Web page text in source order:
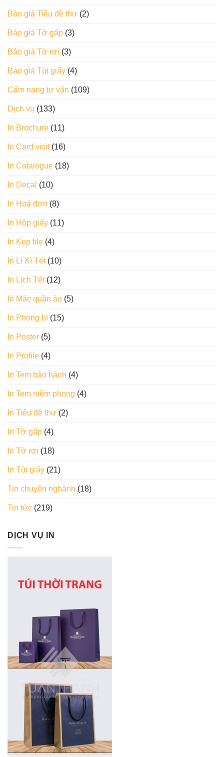
Báo giá Tiêu đề thư (2)
Báo giá Tờ gấp (3)
Báo giá Tờ rơi (3)
Báo giá Túi giấy (4)
Cẩm nang tư vấn (109)
Dịch vụ (133)
In Brochure (11)
In Card visit(16)
In Catalogue (18)
In Decal (10)
In Hoá đơn (8)
In Hộp giấy (11)
In Kẹp file (4)
In Lì Xì Tết(10)
In Lịch Tết(12)
In Mác quần áo (5)
In Phong bì (15)
In Poster (5)
In Profile (4)
In Tem bảo hành (4)
In Tem niêm phong (4)
In Tiêu đề thư (2)
In Tờ gấp (4)
In Tờ rơi (18)
In Túi giấy (21)
Tin chuyên nghành (18)
Tin tức (219)
DỊCH VỤ IN